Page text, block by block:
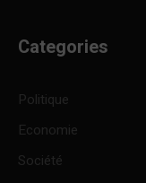
Categories
Politique
Economie
Société